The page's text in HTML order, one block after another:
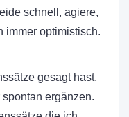
schnell, agiere,
immer optimistisch.
gesagt hast,
ergänzen.